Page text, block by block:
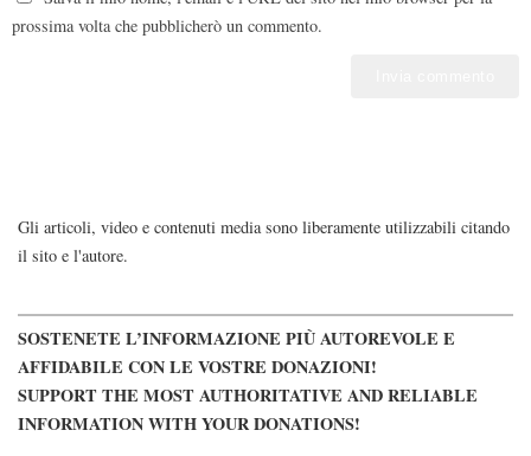
prossima volta che pubblicherò un commento.
Gli articoli, video e contenuti media sono liberamente utilizzabili citando
il sito e l'autore.
SOSTENETE L’INFORMAZIONE PIÙ AUTOREVOLE E
AFFIDABILE CON LE VOSTRE DONAZIONI!
SUPPORT THE MOST AUTHORITATIVE AND RELIABLE
INFORMATION WITH YOUR DONATIONS!